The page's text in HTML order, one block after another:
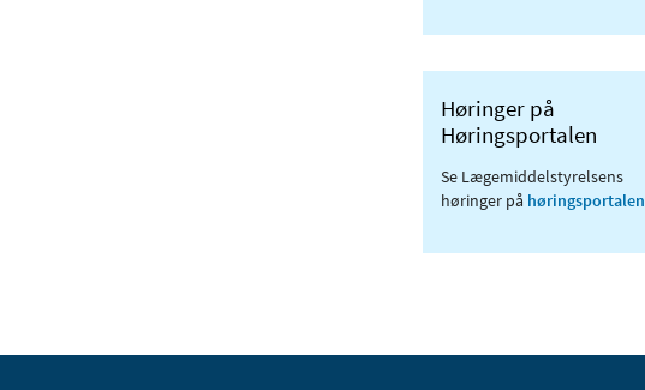
Høringer på
Høringsportalen
Se Lægemiddelstyrelsens
høringer på høringsportalen